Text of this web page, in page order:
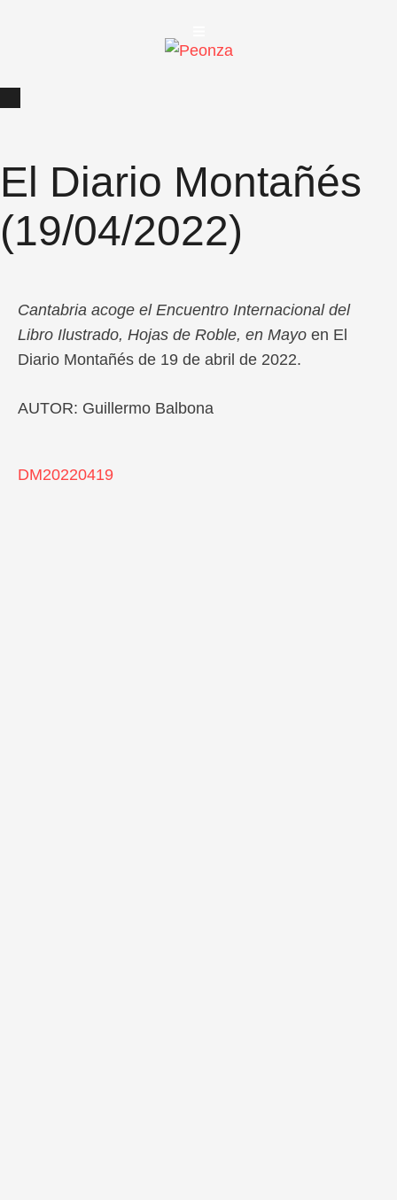
El Diario Montañés
(19/04/2022)
Cantabria acoge el Encuentro Internacional del
Libro Ilustrado, Hojas de Roble, en Mayo en El
Diario Montañés de 19 de abril de 2022.
AUTOR: Guillermo Balbona
DM20220419